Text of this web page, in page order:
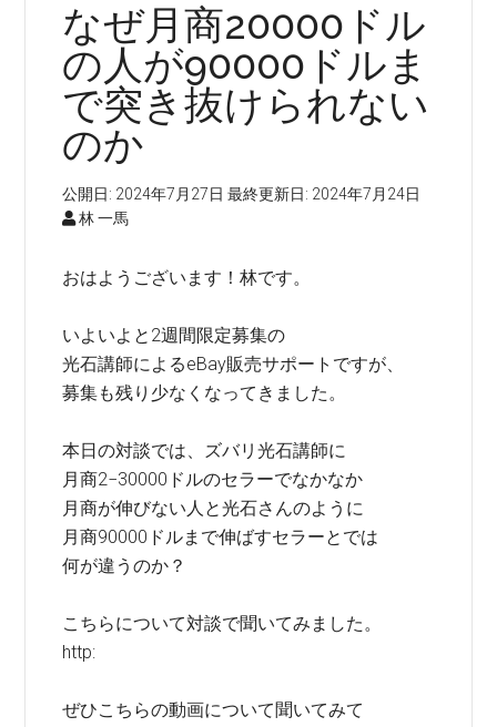
なぜ月商20000ドル
の人が90000ドルま
で突き抜けられない
のか
公開日: 2024年7月27日 最終更新日: 2024年7月24日
林 一馬
おはようございます！林です。
いよいよと2週間限定募集の
光石講師によるeBay販売サポートですが、
募集も残り少なくなってきました。
本日の対談では、ズバリ光石講師に
月商2−30000ドルのセラーでなかなか
月商が伸びない人と光石さんのように
月商90000ドルまで伸ばすセラーとでは
何が違うのか？
こちらについて対談で聞いてみました。
http:
ぜひこちらの動画について聞いてみて